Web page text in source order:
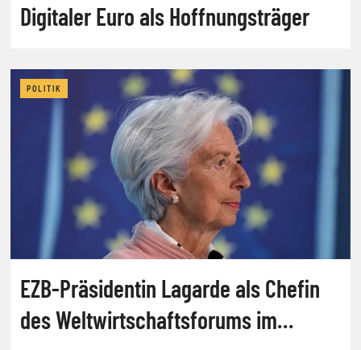
Digitaler Euro als Hoffnungsträger
POLITIK
EZB-Präsidentin Lagarde als Chefin
des Weltwirtschaftsforums im